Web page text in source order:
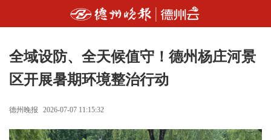
全域设防、全天候值守！德州杨庄河景
区开展暑期环境整治行动
德州晚报 2026-07-07 11:15:32